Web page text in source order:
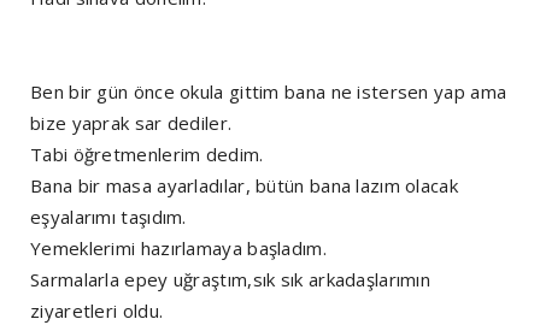
Ben bir gün önce okula gittim bana ne istersen yap ama
bize yaprak sar dediler.
Tabi öğretmenlerim dedim.
Bana bir masa ayarladılar, bütün bana lazım olacak
eşyalarımı taşıdım.
Yemeklerimi hazırlamaya başladım.
Sarmalarla epey uğraştım,sık sık arkadaşlarımın
ziyaretleri oldu.